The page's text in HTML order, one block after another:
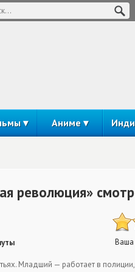
Аниме
революция»
Ваша
Младший — работает в